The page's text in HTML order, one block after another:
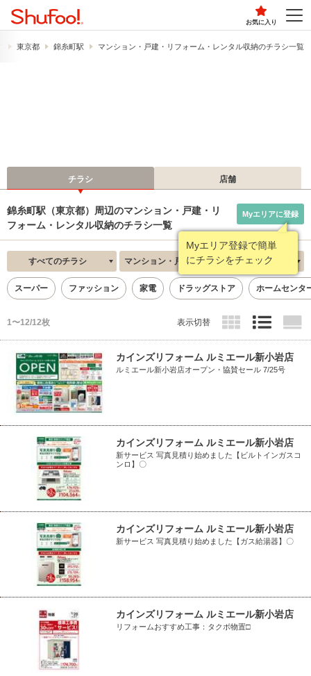
お気に入り
東京都 錦糸町駅 マンション・戸建・リフォーム・レンタル収納のチラシ一覧
チラシ 店舗
錦糸町駅（東京都）周辺のマンション・戸建・リ
フォーム・レンタル収納のチラシ一覧
Myエリア登録で簡単
にチラシをチェック
Myエリアに登録
すべてのチラシ マンション・戸建・リフォーム・レンタル収納 新着順
スーパー ファッション 家電 ドラッグストア ホームセンタ
1〜12/12枚 表示切替
カインズリフォーム ルミエール新小岩店
ルミエール新小岩店オープン・協賛セール 7/25号
カインズリフォーム ルミエール新小岩店
新サービス 写真見積り始めました【ビルトインガスコ
ンロ】〇
カインズリフォーム ルミエール新小岩店
新サービス 写真見積り始めました【ガス給湯器】〇
カインズリフォーム ルミエール新小岩店
リフォームおすすめ工事：タクボ物置□